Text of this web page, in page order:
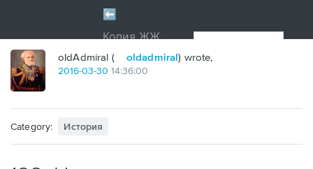
oldAdmiral ( oldadmiral) wrote,
2016-03-30 14:36:00
Category: История